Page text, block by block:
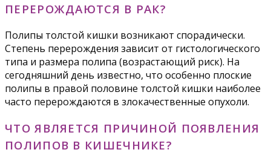
ПЕРЕРОЖДАЮТСЯ В РАК?
Полипы толстой кишки возникают спорадически.
Степень перерождения зависит от гистологического
типа и размера полипа (возрастающий риск). На
сегодняшний день известно, что особенно плоские
полипы в правой половине толстой кишки наиболее
часто перерождаются в злокачественные опухоли.
ЧТО ЯВЛЯЕТСЯ ПРИЧИНОЙ ПОЯВЛЕНИЯ
ПОЛИПОВ В КИШЕЧНИКЕ?